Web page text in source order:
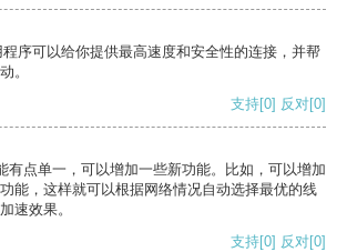
序可以给你提供最高速度和安全性的连接，并帮
。
支持[0] 反对[0]
有点单一，可以增加一些新功能。比如，可以增加
能，这样就可以根据网络情况自动选择最优的线
速效果。
支持[0] 反对[0]